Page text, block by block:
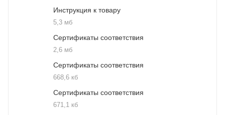
Инструкция к товару
5,3 мб
Сертификаты соответствия
2,6 мб
Сертификаты соответствия
668,6 кб
Сертификаты соответствия
671,1 кб